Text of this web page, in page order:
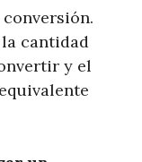
cantidad
y el